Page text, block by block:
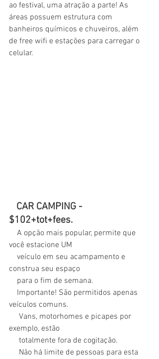
ao festival, uma atração a parte! As
áreas possuem estrutura com
banheiros químicos e chuveiros, além
de free wifi e estações para carregar o
celular.
$102+tot+fees.
você estacione UM
construa seu espaço
    para o fim de semana.
veículos comuns.
exemplo, estão
     totalmente fora de cogitação.